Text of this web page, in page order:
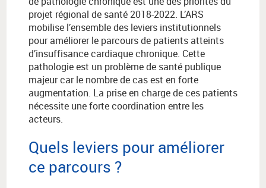
projet régional de santé 2018-2022. L’ARS
mobilise l’ensemble des leviers institutionnels
pour améliorer le parcours de patients atteints
d’insuffisance cardiaque chronique. Cette
pathologie est un problème de santé publique
majeur car le nombre de cas est en forte
augmentation. La prise en charge de ces patients
nécessite une forte coordination entre les
acteurs.
Quels leviers pour améliorer
ce parcours ?